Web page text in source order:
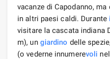
vacanze di Capodanno,
in altri paesi caldi. Durante
visitare la cascata indiana
m), un giardino delle
(o vederne innumerevoli